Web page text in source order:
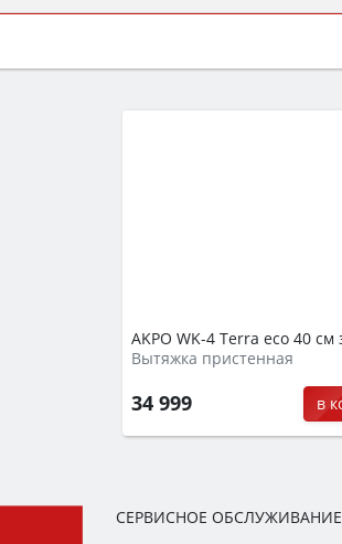
не ниже A и нужные
AKPO WK-4 Terra eco 40 см
Вытяжка пристенная
34 999 в
СЕРВИСНОЕ ОБСЛУЖИВАНИЕ